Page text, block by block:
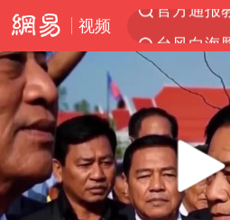
视频
台风白海
“立秋的第
A股三大